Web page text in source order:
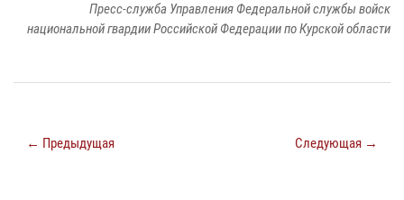
Пресс-служба Управления Федеральной службы войск
национальной гвардии Российской Федерации по Курской области
← Предыдущая Следующая →